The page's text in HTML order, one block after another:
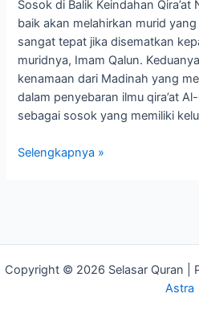
Sosok di Balik Keindahan Qira’at
baik akan melahirkan murid
sangat tepat jika disematkan
muridnya, Imam Qalun.
kenamaan dari Madinah yang
dalam penyebaran ilmu qira’at
sebagai sosok yang memiliki
Selengkapnya »
Copyright © 2026 Selasar Quran |
Astra